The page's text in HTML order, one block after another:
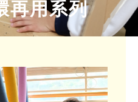
再用系列